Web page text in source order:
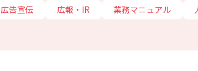
広告宣伝 広報・IR 業務マニュアル